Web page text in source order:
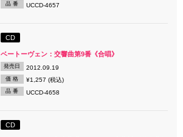
品 番 UCCD-4657
CD
ベートーヴェン：交響曲第9番《合唱》
発売日 2012.09.19
価 格 ¥1,257 (税込)
品 番 UCCD-4658
CD